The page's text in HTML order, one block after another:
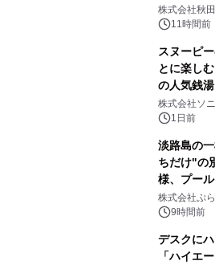
秋田犬の
るパッケ
株式会社秋
11時間前
スヌーピ
とに楽し
の人気銭
ラボレー
ボグッズも
株式会社ソ
1日前
淡路島の
ちだけ"の
様、プー
きで Villa
素泊りプラ
株式会社ぷ
9時間前
デスクに
「ハイエ